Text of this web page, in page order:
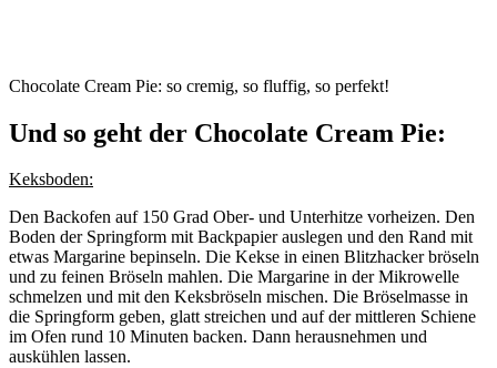
Chocolate Cream Pie: so cremig, so fluffig, so perfekt!
Und so geht der Chocolate Cream Pie:
Keksboden:
Den Backofen auf 150 Grad Ober- und Unterhitze vorheizen. Den
Boden der Springform mit Backpapier auslegen und den Rand mit
etwas Margarine bepinseln. Die Kekse in einen Blitzhacker bröseln
und zu feinen Bröseln mahlen. Die Margarine in der Mikrowelle
schmelzen und mit den Keksbröseln mischen. Die Bröselmasse in
die Springform geben, glatt streichen und auf der mittleren Schiene
im Ofen rund 10 Minuten backen. Dann herausnehmen und
auskühlen lassen.